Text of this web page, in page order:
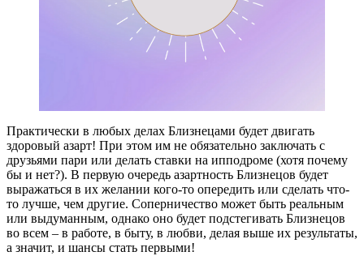
Практически в любых делах Близнецами будет двигать
здоровый азарт! При этом им не обязательно заключать с
друзьями пари или делать ставки на ипподроме (хотя почему
бы и нет?). В первую очередь азартность Близнецов будет
выражаться в их желании кого-то опередить или сделать что-
то лучше, чем другие. Соперничество может быть реальным
или выдуманным, однако оно будет подстегивать Близнецов
во всем – в работе, в быту, в любви, делая выше их результаты,
а значит, и шансы стать первыми!